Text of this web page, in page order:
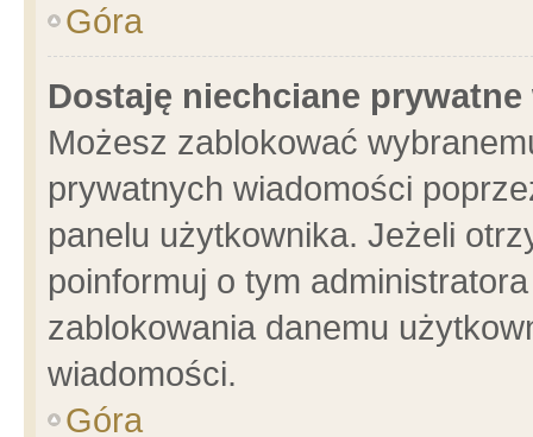
Góra
Dostaję niechciane
Możesz zablokować
prywatnych wiadomości
panelu użytkownika. Jeżeli
poinformuj o tym
zablokowania danemu
wiadomości.
Góra